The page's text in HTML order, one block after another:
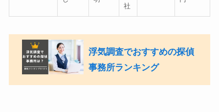
社
浮気調査でおすすめの探偵
事務所ランキング